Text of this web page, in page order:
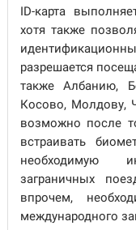
ID-карта
хотя также
разрешается
также Албанию,
Косово, Молдову,
возможно после
встраивать
необходимую
заграничных
впрочем,
международного